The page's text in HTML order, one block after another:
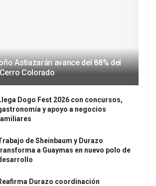
Astiazarán avance del 88% del
Colorado
Dogo Fest 2026 con concursos,
y apoyo a negocios
de Sheinbaum y Durazo
a Guaymas en nuevo polo de
Durazo coordinación